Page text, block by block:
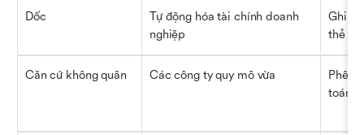
Dốc
Tự động hóa tài chính doanh
nghiệp
Ghi
thẻ
Căn cứ không quân Các công ty quy mô vừa
Phê
toán